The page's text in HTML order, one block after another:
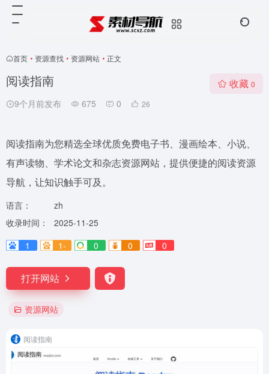
首页 • 资源查找 • 资源网站 • 正文
阅读指南
9个月前发布 675 0 26
收藏 0
阅读指南为您精选全球优质免费电子书、漫画绘本、小说、
有声读物、学术论文和杂志资源网站，提供便捷的阅读资源
导航，让知识触手可及。
语言：
zh
收录时间：
2025-11-25
1
1- 0 0 0
打开网站
资源网站
阅读指南